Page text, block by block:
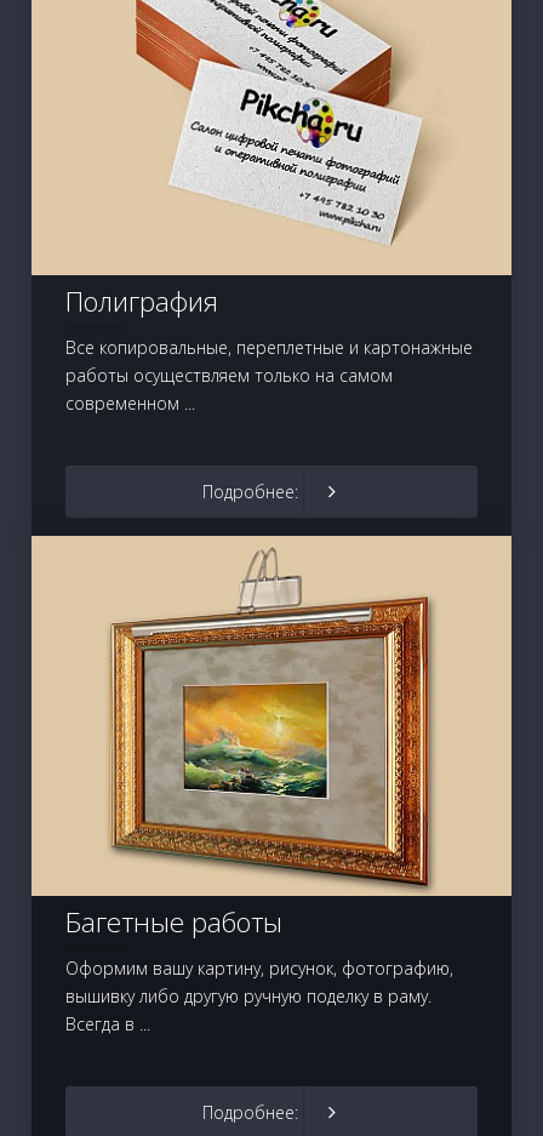
Полиграфия
Все копировальные, переплетные и картонажные
работы осуществляем только на самом
современном ...
Подробнее:
Багетные работы
Оформим вашу картину, рисунок, фотографию,
вышивку либо другую ручную поделку в раму.
Всегда в ...
Подробнее: